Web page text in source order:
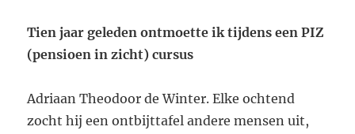
Tien jaar geleden ontmoette ik tijdens een PIZ
(pensioen in zicht) cursus
Adriaan Theodoor de Winter. Elke ochtend
zocht hij een ontbijttafel andere mensen uit,